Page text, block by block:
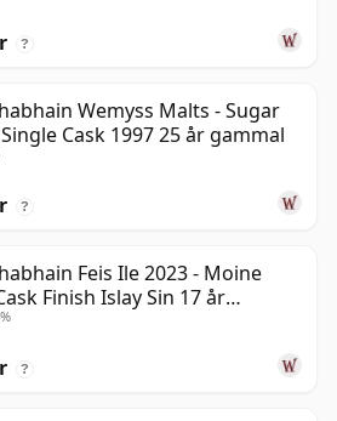
?
Wemyss Malts - Sugar
Cask 1997 25 år gammal
?
Feis Ile 2023 - Moine
Finish Islay Sin 17 år
?